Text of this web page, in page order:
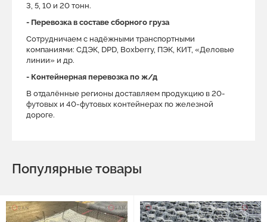
3, 5, 10 и 20 тонн.
- Перевозка в составе сборного груза
Сотрудничаем с надёжными транспортными
компаниями: СДЭК, DPD, Boxberry, ПЭК, КИТ, «Деловые
линии» и др.
- Контейнерная перевозка по ж/д
В отдалённые регионы доставляем продукцию в 20-
футовых и 40-футовых контейнерах по железной
дороге.
Популярные товары